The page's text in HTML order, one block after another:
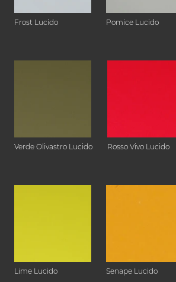
Frost Lucido Pomice Lucido
Verde Olivastro Lucido Rosso Vivo Lucido
Lime Lucido Senape Lucido